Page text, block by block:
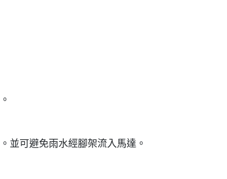
並可避免雨水經腳架流入馬達。